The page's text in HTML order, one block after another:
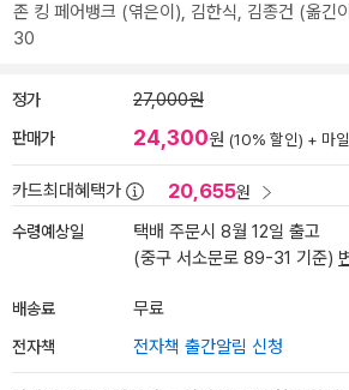
존 킹 페어뱅크 (엮은이), 김한식, 김종건 (옮긴
30
정가 27,000원
판매가 24,300원 (10% 할인) + 마
카드최대혜택가 20,655원
수령예상일
택배 주문시 8월 12일 출고
(중구 서소문로 89-31 기준)
배송료 무료
전자책 전자책 출간알림 신청